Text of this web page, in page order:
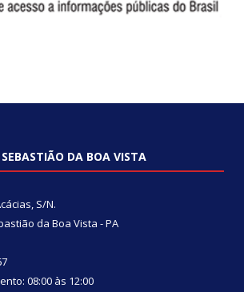
DA BOA VISTA
S/N.
da Boa Vista - PA
08:00 às 12:00